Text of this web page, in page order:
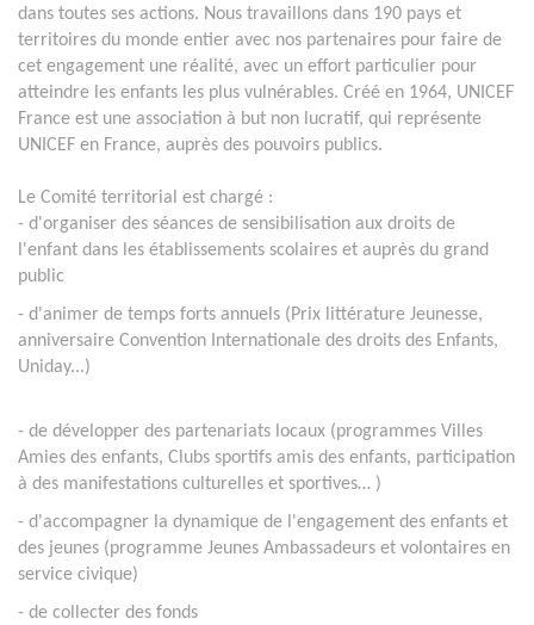
dans toutes ses actions. Nous travaillons dans 190 pays et
territoires du monde entier avec nos partenaires pour faire de
cet engagement une réalité, avec un effort particulier pour
atteindre les enfants les plus vulnérables. Créé en 1964, UNICEF
France est une association à but non lucratif, qui représente
UNICEF en France, auprès des pouvoirs publics.
Le Comité territorial est chargé :
- d'organiser des séances de sensibilisation aux droits de
l'enfant dans les établissements scolaires et auprès du grand
public
- d'animer de temps forts annuels (Prix littérature Jeunesse,
anniversaire Convention Internationale des droits des Enfants,
Uniday...)
- de développer des partenariats locaux (programmes Villes
Amies des enfants, Clubs sportifs amis des enfants, participation
à des manifestations culturelles et sportives… )
- d'accompagner la dynamique de l'engagement des enfants et
des jeunes (programme Jeunes Ambassadeurs et volontaires en
service civique)
- de collecter des fonds